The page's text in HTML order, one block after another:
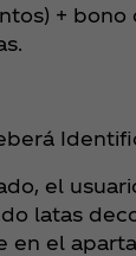
+ bono
el
latas
en el